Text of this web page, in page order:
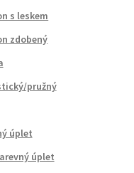
s leskem
zdobený
pružný
úplet
úplet